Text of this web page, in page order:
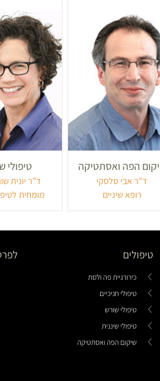
הפה ואסתטיקה
ד”ר אבי סלסקי
רופא שיניים
טיפולי
ד”ר יונית
מומחית
טיפולים
כירורגיית פה ולסת
טיפולי חניכיים
טיפולי שורש
טיפולי שיננית
שיקום הפה ואסתטיקה